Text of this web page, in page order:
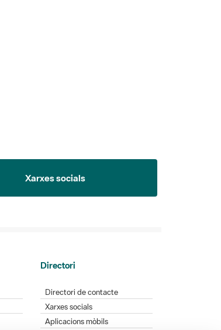
Xarxes socials
Directori
Directori de contacte
Xarxes socials
Aplicacions mòbils